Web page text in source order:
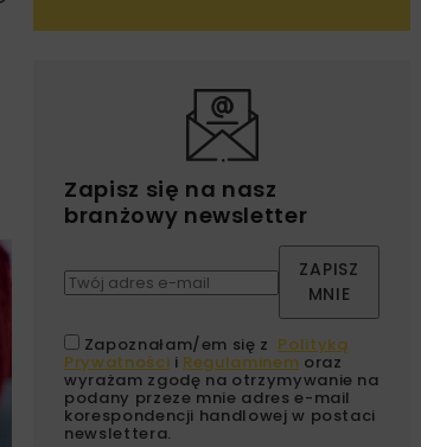
Zapisz się na nasz
branżowy newsletter
ZAPISZ
MNIE
Zapoznałam/em się z Polityką
Prywatności i Regulaminem oraz
wyrażam zgodę na otrzymywanie na
podany przeze mnie adres e-mail
korespondencji handlowej w postaci
newslettera.